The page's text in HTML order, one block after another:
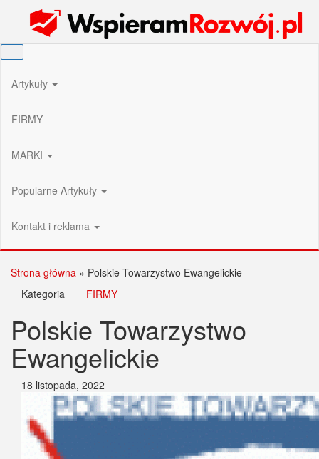
Wspieram Rozwój PL
Artykuły
FIRMY
MARKI
Popularne Artykuły
Kontakt i reklama
Strona główna » Polskie Towarzystwo Ewangelickie
Kategoria
FIRMY
Polskie Towarzystwo
Ewangelickie
18 listopada, 2022